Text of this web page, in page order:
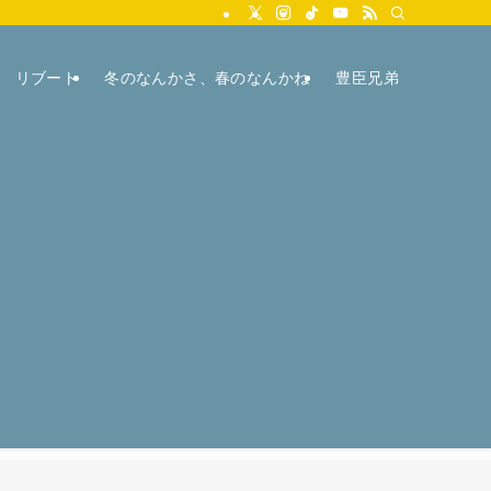
リブート 冬のなんかさ、春のなんかね 豊臣兄弟